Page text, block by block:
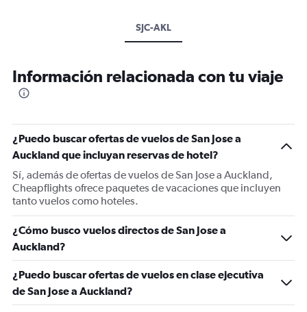
SJC-AKL
Información relacionada con tu viaje
¿Puedo buscar ofertas de vuelos de San Jose a
Auckland que incluyan reservas de hotel?
Sí, además de ofertas de vuelos de San Jose a Auckland,
Cheapflights ofrece paquetes de vacaciones que incluyen
tanto vuelos como hoteles.
¿Cómo busco vuelos directos de San Jose a
Auckland?
¿Puedo buscar ofertas de vuelos en clase ejecutiva
de San Jose a Auckland?